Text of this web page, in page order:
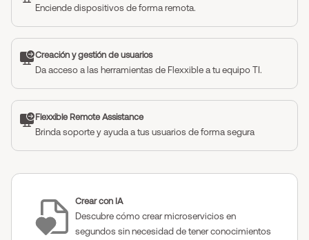
Enciende dispositivos de forma remota.
Creación y gestión de usuarios
Da acceso a las herramientas de Flexxible a tu equipo TI.
Flexxible Remote Assistance
Brinda soporte y ayuda a tus usuarios de forma segura
Crear con IA
Descubre cómo crear microservicios en
segundos sin necesidad de tener conocimientos